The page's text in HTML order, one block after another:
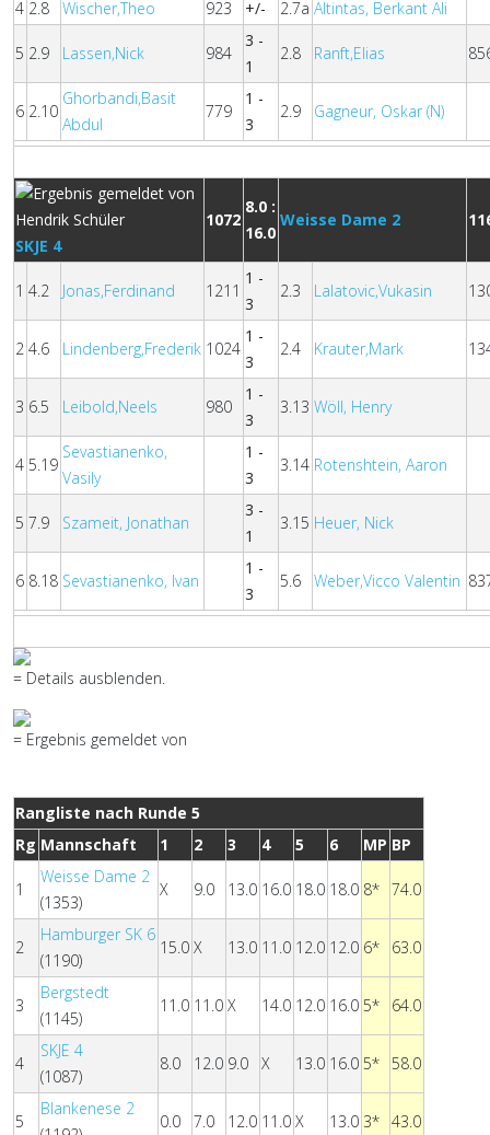
4 2.8 Wischer,Theo 923 +/- 2.7a Altintas, Berkant Ali
5 2.9 Lassen,Nick 984
3 -
1
2.8 Ranft,Elias
6 2.10
Ghorbandi,Basit
Abdul
779
1 -
3
2.9 Gagneur, Oskar (N)
SKJE 4
1072
8.0 :
16.0
Weisse Dame 2
1 4.2 Jonas,Ferdinand 1211
1 -
3
2.3 Lalatovic,Vukasin
2 4.6 Lindenberg,Frederik 1024
1 -
3
2.4 Krauter,Mark
3 6.5 Leibold,Neels 980
1 -
3
3.13 Wöll, Henry
4 5.19
Sevastianenko,
Vasily
1 -
3
3.14 Rotenshtein, Aaron
5 7.9 Szameit, Jonathan
3 -
1
3.15 Heuer, Nick
6 8.18 Sevastianenko, Ivan
1 -
3
5.6 Weber,Vicco Valentin
= Details ausblenden.
= Ergebnis gemeldet von
Rangliste nach Runde 5
Rg Mannschaft 1 2 3 4 5 6 MP BP
1
Weisse Dame 2
(1353)
X 9.0 13.0 16.0 18.0 18.0 8* 74.0
2
Hamburger SK 6
(1190)
15.0 X 13.0 11.0 12.0 12.0 6* 63.0
3
Bergstedt
(1145)
11.0 11.0 X 14.0 12.0 16.0 5* 64.0
4
SKJE 4
(1087)
8.0 12.0 9.0 X 13.0 16.0 5* 58.0
5
Blankenese 2
0.0 7.0 12.0 11.0 X 13.0 3* 43.0